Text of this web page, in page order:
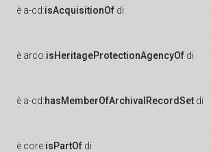
è a-cd:isAcquisitionOf di
è arco:isHeritageProtectionAgencyOf di
è a-cd:hasMemberOfArchivalRecordSet di
è core:isPartOf di